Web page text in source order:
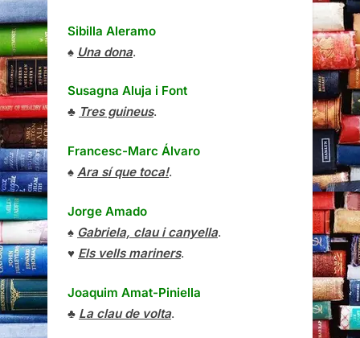
Sibilla Aleramo
♠ Una dona.
Susagna Aluja i Font
♣ Tres guineus.
Francesc-Marc Álvaro
♠ Ara sí que toca!.
Jorge Amado
♠ Gabriela, clau i canyella.
♥ Els vells mariners.
Joaquim Amat-Piniella
♣ La clau de volta.